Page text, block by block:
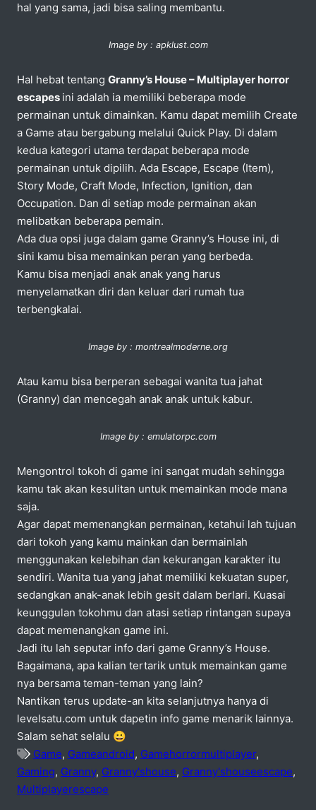
hal yang sama, jadi bisa saling membantu.
Image by : apklust.com
Hal hebat tentang Granny’s House – Multiplayer horror
escapes ini adalah ia memiliki beberapa mode
permainan untuk dimainkan. Kamu dapat memilih Create
a Game atau bergabung melalui Quick Play. Di dalam
kedua kategori utama terdapat beberapa mode
permainan untuk dipilih. Ada Escape, Escape (Item),
Story Mode, Craft Mode, Infection, Ignition, dan
Occupation. Dan di setiap mode permainan akan
melibatkan beberapa pemain.
Ada dua opsi juga dalam game Granny’s House ini, di
sini kamu bisa memainkan peran yang berbeda.
Kamu bisa menjadi anak anak yang harus
menyelamatkan diri dan keluar dari rumah tua
terbengkalai.
Image by : montrealmoderne.org
Atau kamu bisa berperan sebagai wanita tua jahat
(Granny) dan mencegah anak anak untuk kabur.
Image by : emulatorpc.com
Mengontrol tokoh di game ini sangat mudah sehingga
kamu tak akan kesulitan untuk memainkan mode mana
saja.
Agar dapat memenangkan permainan, ketahui lah tujuan
dari tokoh yang kamu mainkan dan bermainlah
menggunakan kelebihan dan kekurangan karakter itu
sendiri. Wanita tua yang jahat memiliki kekuatan super,
sedangkan anak-anak lebih gesit dalam berlari. Kuasai
keunggulan tokohmu dan atasi setiap rintangan supaya
dapat memenangkan game ini.
Jadi itu lah seputar info dari game Granny’s House.
Bagaimana, apa kalian tertarik untuk memainkan game
nya bersama teman-teman yang lain?
Nantikan terus update-an kita selanjutnya hanya di
levelsatu.com untuk dapetin info game menarik lainnya.
Salam sehat selalu 😀
Game, Gameandroid, Gamehorrormultiplayer,
Gaming, Granny, Granny'shouse, Granny'shouseescape,
Multiplayerescape